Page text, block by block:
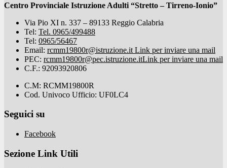
Centro Provinciale Istruzione Adulti “Stretto – Tirreno-Ionio”
Via Pio XI n. 337 – 89133 Reggio Calabria
Tel: Tel. 0965/499488
Tel: 0965/56467
Email: rcmm19800r@istruzione.it Link per inviare una mail
PEC: rcmm19800r@pec.istruzione.itLink per inviare una mail
C.F.: 92093920806
C.M: RCMM19800R
Cod. Univoco Ufficio: UF0LC4
Seguici su
Facebook
Sezione Link Utili